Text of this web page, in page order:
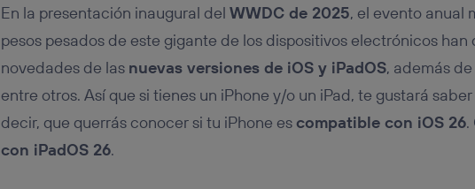
En la presentación inaugural del WWDC de 2025, el evento anual
pesos pesados de este gigante de los dispositivos electrónicos
novedades de las nuevas versiones de iOS y iPadOS, además
entre otros. Así que si tienes un iPhone y/o un iPad, te gustará
decir, que querrás conocer si tu iPhone escompatible con iOS 26.
con iPadOS 26.
conecte su dispositivo y consienta el uso de la tecnología recibirá
Típicamente:
conexión de banda ancha
(p. ej., Wi-Fi), el
realizará en función de las actividades de navegación de los
hayan dado su consentimiento.
Si utilizasdatos móviles, el marketing será más personalizado,
únicamente en la navegación del usuario del móvil.
Puedes gestionar los consentimientos Utiq seleccionando